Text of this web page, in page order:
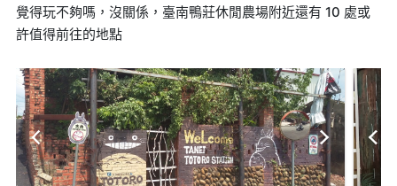
覺得玩不夠嗎，沒關係，臺南鴨莊休閒農場附近還有 10 處或
許值得前往的地點